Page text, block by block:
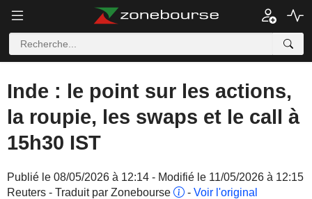
Inde : le point sur les actions,
la roupie, les swaps et le call à
15h30 IST
Publié le 08/05/2026 à 12:14 - Modifié le 11/05/2026 à 12:15
Reuters - Traduit par Zonebourse
- Voir l'original